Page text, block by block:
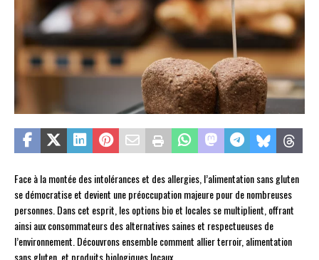
Face à la montée des intolérances et des allergies, l’alimentation sans gluten
se démocratise et devient une préoccupation majeure pour de nombreuses
personnes. Dans cet esprit, les options bio et locales se multiplient, offrant
ainsi aux consommateurs des alternatives saines et respectueuses de
l’environnement. Découvrons ensemble comment allier terroir, alimentation
sans gluten, et produits biologiques locaux.